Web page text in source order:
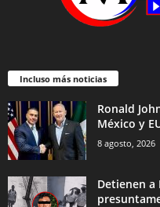
Incluso más noticias
Ronald
México y
8 agosto, 2026
Detienen a